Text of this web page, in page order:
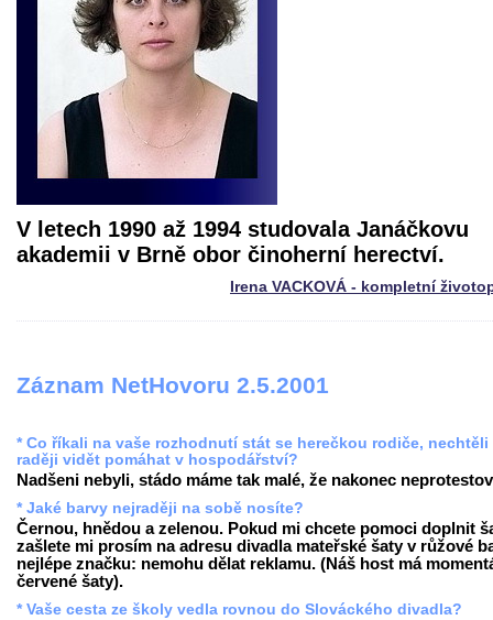
V letech 1990 až 1994 studovala Janáčkovu
akademii v Brně obor činoherní herectví.
Irena VACKOVÁ - kompletní
Záznam NetHovoru 2.5.2001
* Co říkali na vaše rozhodnutí stát se herečkou rodiče, nechtěli
raději vidět pomáhat v hospodářství?
Nadšeni nebyli, stádo máme tak malé, že nakonec
* Jaké barvy nejraději na sobě nosíte?
Černou, hnědou a zelenou. Pokud mi chcete pomoci doplnit
zašlete mi prosím na adresu divadla mateřské šaty v růžové
nejlépe značku: nemohu dělat reklamu. (Náš host má
červené šaty).
* Vaše cesta ze školy vedla rovnou do Slováckého divadla?